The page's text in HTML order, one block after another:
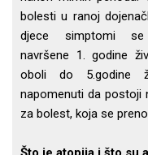
bolesti u ranoj
djece simptomi
navršene 1. godine
oboli do 5.godine
napomenuti da postoji
za bolest, koja se